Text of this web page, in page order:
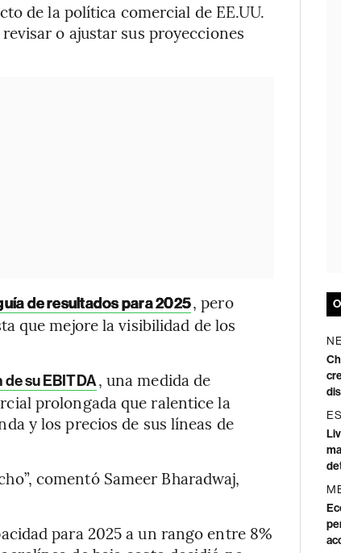
de la política comercial de EE.UU.
o ajustar sus proyecciones
de resultados para 2025, pero
que mejore la visibilidad de los
su EBITDA, una medida de
prolongada que ralentice la
y los precios de sus líneas de
comentó Sameer Bharadwaj,
para 2025 a un rango entre 8%